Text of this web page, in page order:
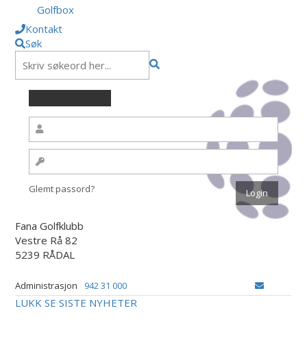
Golfbox
Kontakt
Søk
Glemt passord?
Fana Golfklubb
Vestre Rå 82
5239 RÅDAL
Administrasjon 942 31 000
LUKK SE SISTE NYHETER